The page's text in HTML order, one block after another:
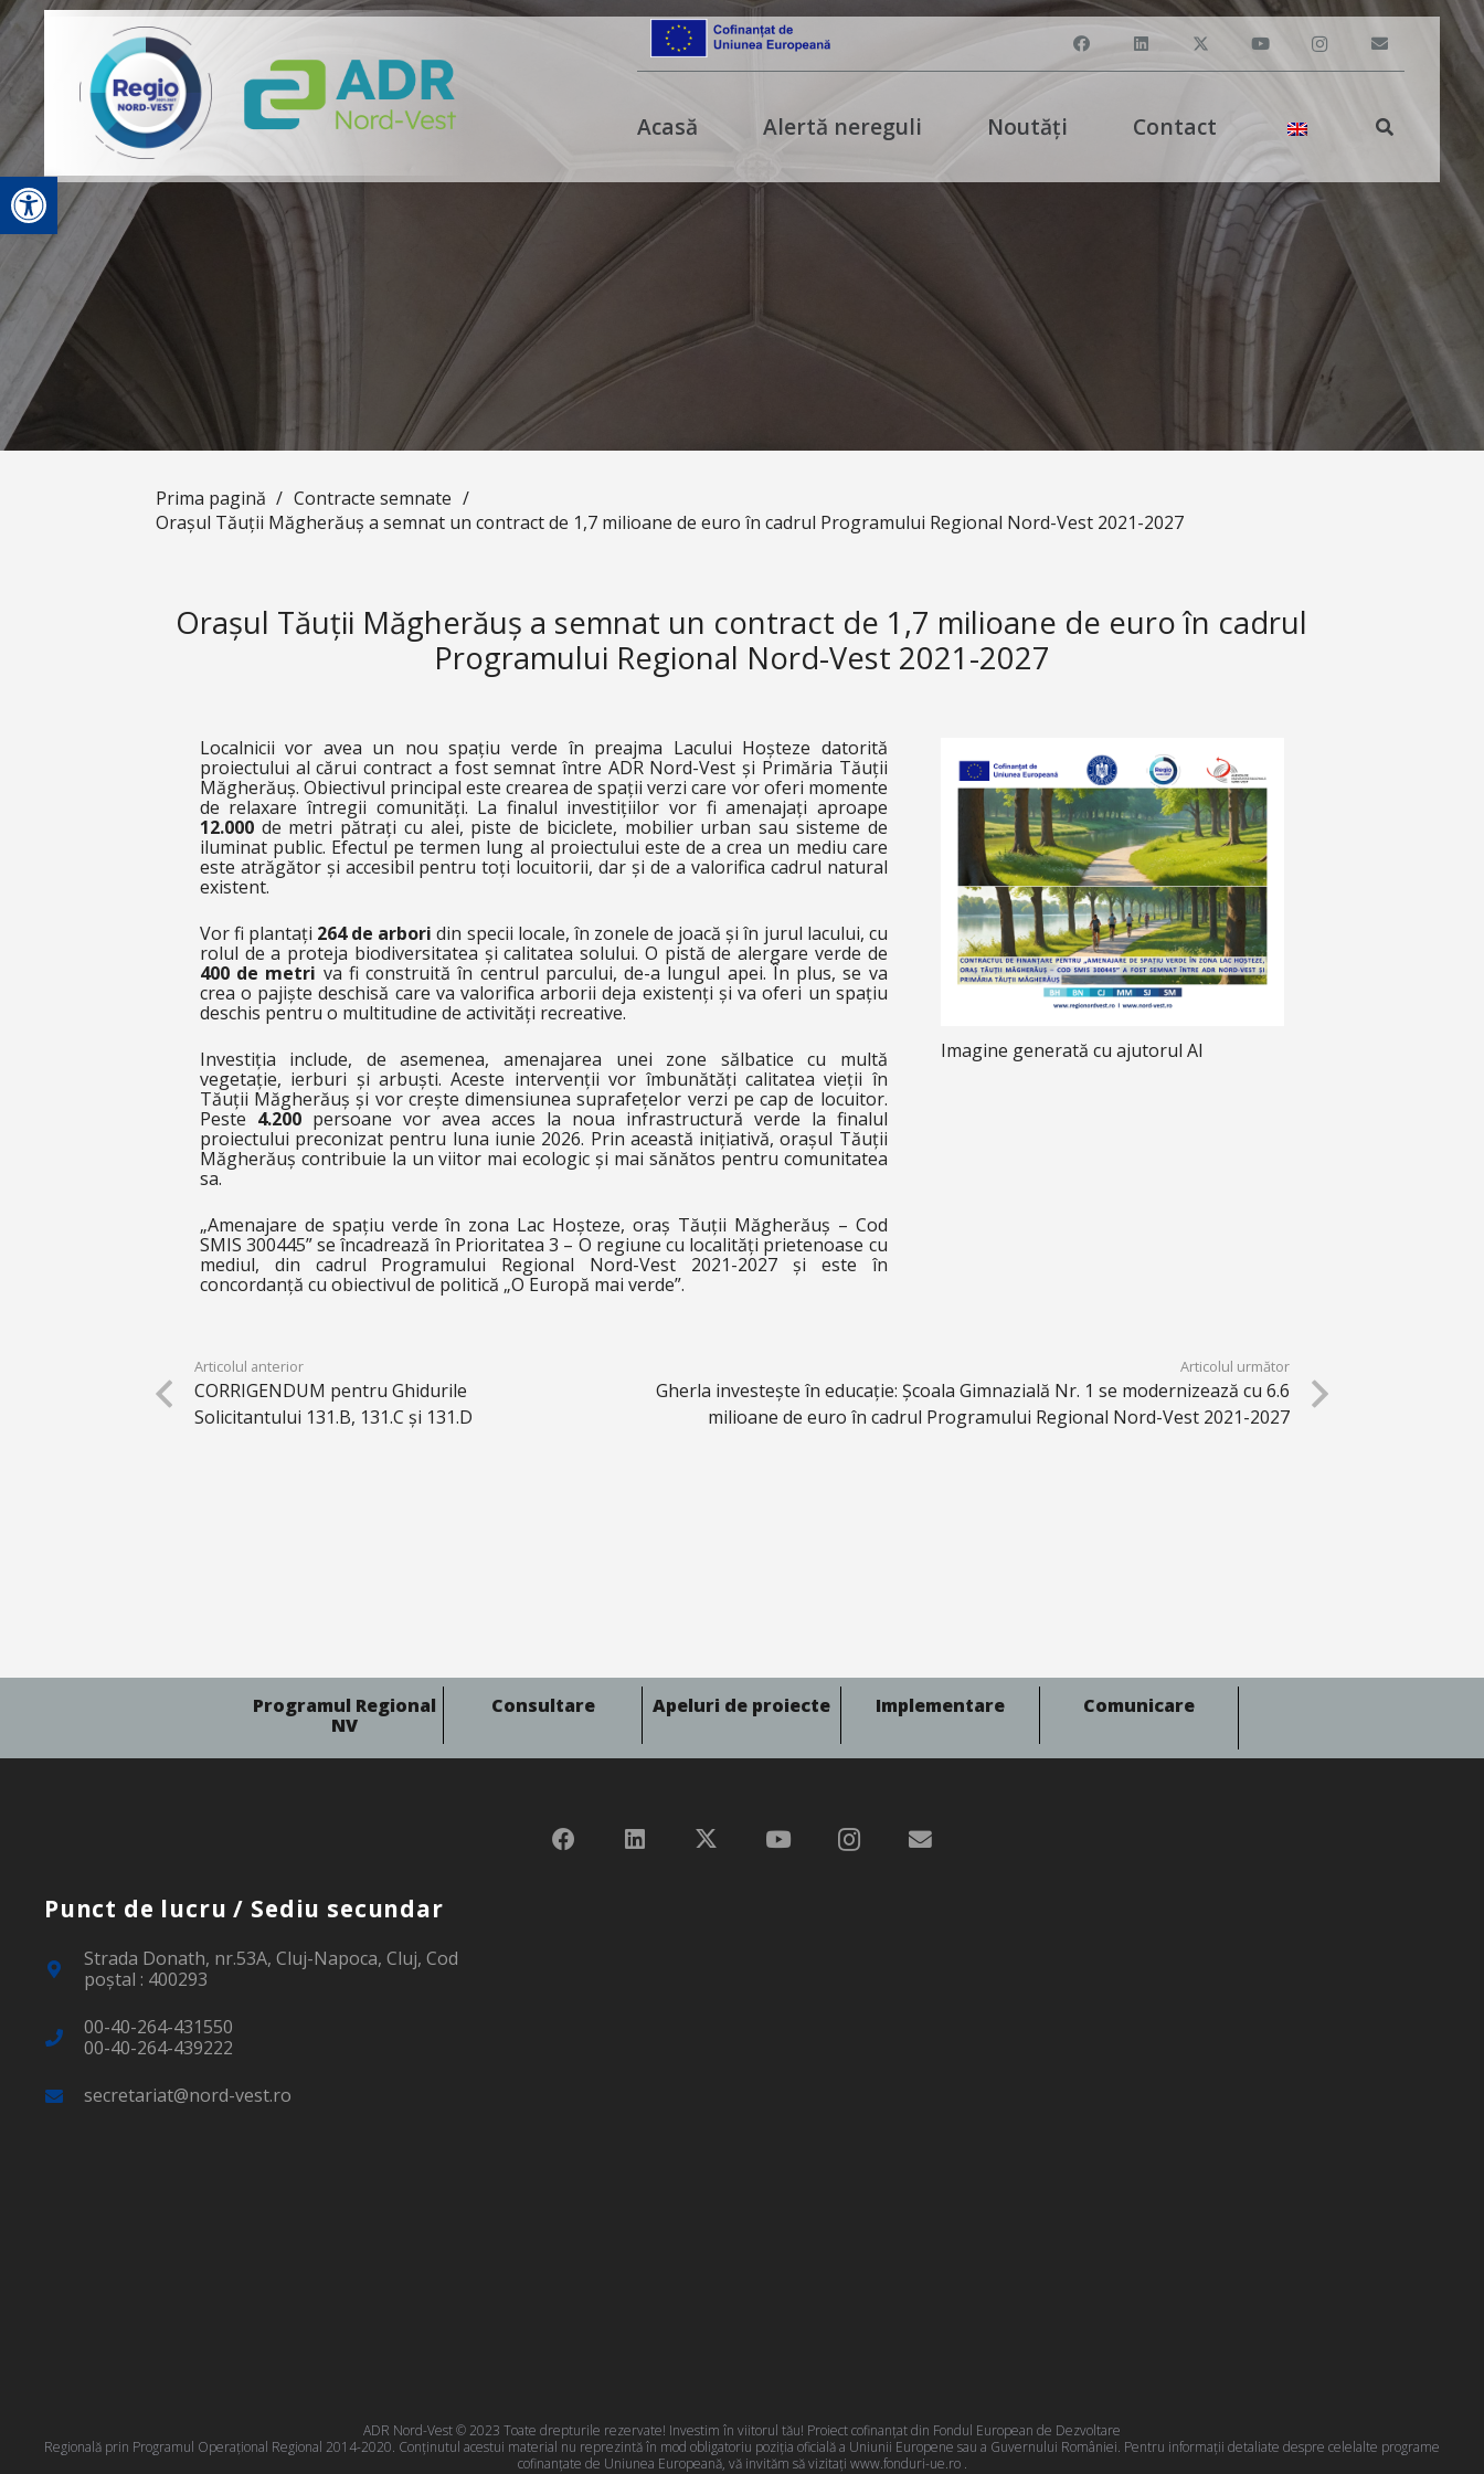
Deschide bara de unelte
Acasă Alertă nereguli Noutăți Contact
Prima pagină / Contracte semnate /
Orașul Tăuții Măgherăuș a semnat un contract de 1,7 milioane de euro în cadrul Programului Regional Nord-Vest 2021-2027
Orașul Tăuții Măgherăuș a semnat un contract de 1,7 milioane de euro în cadrul
Programului Regional Nord-Vest 2021-2027
Localnicii vor avea un nou spațiu verde în preajma Lacului Hoșteze datorită
proiectului al cărui contract a fost semnat între ADR Nord-Vest și Primăria Tăuții
Măgherăuș. Obiectivul principal este crearea de spații verzi care vor oferi momente
de relaxare întregii comunități. La finalul investițiilor vor fi amenajați aproape
12.000de metri pătrați cu alei, piste de biciclete, mobilier urban sau sisteme de
iluminat public. Efectul pe termen lung al proiectului este de a crea un mediu care
este atrăgător și accesibil pentru toți locuitorii, dar și de a valorifica cadrul natural
existent.
Vor fi plantați 264 de arbori din specii locale, în zonele de joacă și în jurul lacului, cu
rolul de a proteja biodiversitatea și calitatea solului. O pistă de alergare verde de
400 de metri va fi construită în centrul parcului, de-a lungul apei. În plus, se va
crea o pajiște deschisă care va valorifica arborii deja existenți și va oferi un spațiu
deschis pentru o multitudine de activități recreative.
Investiția include, de asemenea, amenajarea unei zone sălbatice cu multă
vegetație, ierburi și arbuști. Aceste intervenții vor îmbunătăți calitatea vieții în
Tăuții Măgherăuș și vor crește dimensiunea suprafețelor verzi pe cap de locuitor.
Peste 4.200persoane vor avea acces la noua infrastructură verde la finalul
proiectului preconizat pentru luna iunie 2026. Prin această inițiativă, orașul Tăuții
Măgherăuș contribuie la un viitor mai ecologic și mai sănătos pentru comunitatea
sa.
„Amenajare de spațiu verde în zona Lac Hoșteze, oraș Tăuții Măgherăuș – Cod
SMIS 300445” se încadrează în Prioritatea 3 – O regiune cu localități prietenoase cu
mediul, din cadrul Programului Regional Nord-Vest 2021-2027 și este în
concordanță cu obiectivul de politică „O Europă mai verde”.
Imagine generată cu ajutorul AI
Articolul anterior
CORRIGENDUM pentru Ghidurile
Solicitantului 131.B, 131.C și 131.D
Articolul următor
Gherla investește în educație: Școala Gimnazială Nr. 1 se modernizează cu 6.6
milioane de euro în cadrul Programului Regional Nord-Vest 2021-2027
Programul Regional
NV
Consultare Apeluri de proiecte Implementare Comunicare
Punct de lucru / Sediu secundar
Strada Donath, nr.53A, Cluj-Napoca, Cluj, Cod
poştal : 400293
00-40-264-431550
00-40-264-439222
secretariat@nord-vest.ro
ADR Nord-Vest © 2023 Toate drepturile rezervate! Investim în viitorul tău! Proiect cofinanțat din Fondul European de Dezvoltare
Regională prin Programul Operațional Regional 2014-2020. Conţinutul acestui material nu reprezintă în mod obligatoriu poziţia oficială a Uniunii Europene sau a Guvernului României. Pentru informații detaliate despre celelalte programe
cofinanțate de Uniunea Europeană, vă invităm să vizitați www.fonduri-ue.ro.